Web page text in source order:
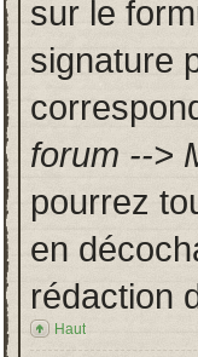
sur le
signature
forum -->
pourrez
en
rédaction
Haut